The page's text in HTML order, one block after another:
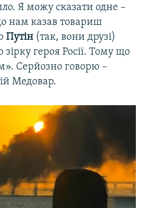
Я можу сказати одне –
нам казав товариш
Путін (так, вони друзі)
героя Росії. Тому що
Серйозно говорю –
Медовар.